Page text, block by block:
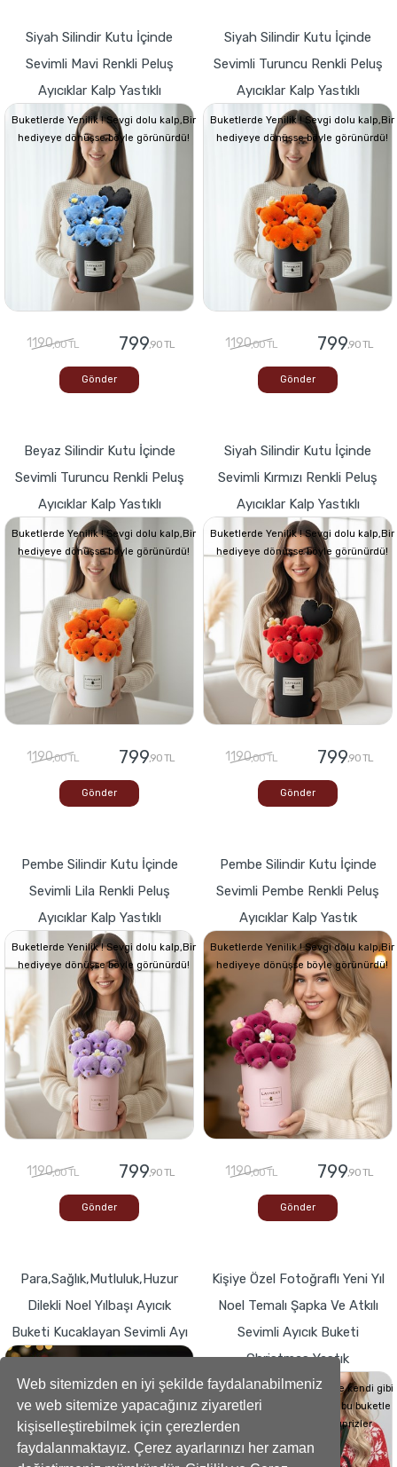
Web sitemizden en iyi şekilde faydalanabilmeniz
ve web sitemize yapacağınız ziyaretleri
kişiselleştirebilmek için çerezlerden
faydalanmaktayız. Çerez ayarlarınızı her zaman
Siyah Silindir Kutu İçinde
Sevimli Mavi Renkli Peluş
Ayıcıklar Kalp Yastıklı
Buketlerde Yenilik ! Sevgi dolu kalp,Bir
hediyeye dönüşse böyle görünürdü!
1190,00 TL 799,90 TL
Gönder
Siyah Silindir Kutu İçinde
Sevimli Turuncu Renkli Peluş
Ayıcıklar Kalp Yastıklı
Buketlerde Yenilik ! Sevgi dolu kalp,Bir
hediyeye dönüşse böyle görünürdü!
1190,00 TL 799,90 TL
Gönder
Beyaz Silindir Kutu İçinde
Sevimli Turuncu Renkli Peluş
Ayıcıklar Kalp Yastıklı
Buketlerde Yenilik ! Sevgi dolu kalp,Bir
hediyeye dönüşse böyle görünürdü!
1190,00 TL 799,90 TL
Gönder
Siyah Silindir Kutu İçinde
Sevimli Kırmızı Renkli Peluş
Ayıcıklar Kalp Yastıklı
Buketlerde Yenilik ! Sevgi dolu kalp,Bir
hediyeye dönüşse böyle görünürdü!
1190,00 TL 799,90 TL
Gönder
Pembe Silindir Kutu İçinde
Sevimli Lila Renkli Peluş
Ayıcıklar Kalp Yastıklı
Buketlerde Yenilik ! Sevgi dolu kalp,Bir
hediyeye dönüşse böyle görünürdü!
1190,00 TL 799,90 TL
Gönder
Pembe Silindir Kutu İçinde
Sevimli Pembe Renkli Peluş
Ayıcıklar Kalp Yastık
Buketlerde Yenilik ! Sevgi dolu kalp,Bir
hediyeye dönüşse böyle görünürdü!
1190,00 TL 799,90 TL
Gönder
Para,Sağlık,Mutluluk,Huzur
Dilekli Noel Yılbaşı Ayıcık
Buketi Kucaklayan Sevimli Ayı
hediyeye dönüşse böyle görünürdü!
Kişiye Özel Fotoğraflı Yeni Yıl
Noel Temalı Şapka Ve Atkılı
Sevimli Ayıcık Buketi
Christmas Yastık
Sevdiklerinizin Kalplerini de kendi gibi
yumuşacık hale getirecek bu buketle
sevdiklerinize küçük süprizler